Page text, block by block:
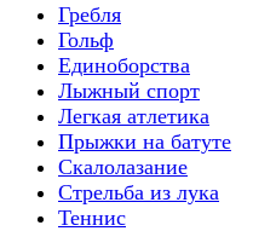
Гребля
Гольф
Единоборства
Лыжный спорт
Легкая атлетика
Прыжки на батуте
Скалолазание
Стрельба из лука
Теннис